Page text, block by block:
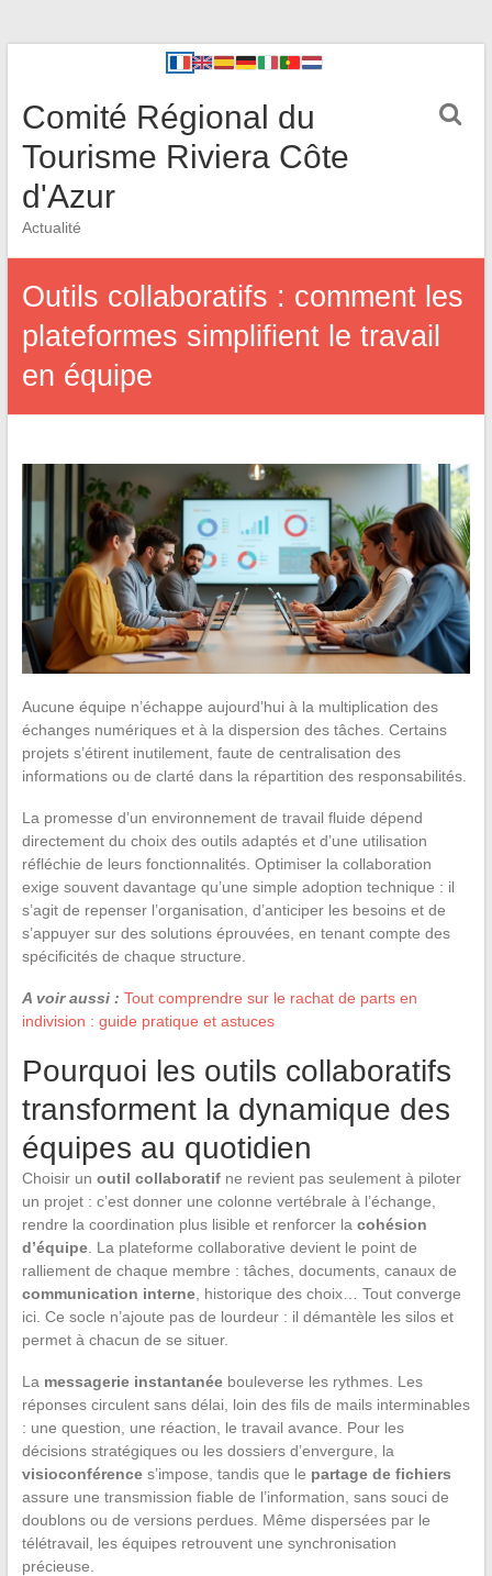
Comité Régional du
Tourisme Riviera Côte
d'Azur
Actualité
Outils collaboratifs : comment les
plateformes simplifient le travail
en équipe
Aucune équipe n’échappe aujourd’hui à la multiplication des
échanges numériques et à la dispersion des tâches. Certains
projets s’étirent inutilement, faute de centralisation des
informations ou de clarté dans la répartition des responsabilités.
La promesse d’un environnement de travail fluide dépend
directement du choix des outils adaptés et d’une utilisation
réfléchie de leurs fonctionnalités. Optimiser la collaboration
exige souvent davantage qu’une simple adoption technique : il
s’agit de repenser l’organisation, d’anticiper les besoins et de
s’appuyer sur des solutions éprouvées, en tenant compte des
spécificités de chaque structure.
A voir aussi : Tout comprendre sur le rachat de parts en
indivision : guide pratique et astuces
Pourquoi les outils collaboratifs
transforment la dynamique des
équipes au quotidien
Choisir un outil collaboratifne revient pas seulement à piloter
un projet : c’est donner une colonne vertébrale à l’échange,
rendre la coordination plus lisible et renforcer la cohésion
d’équipe. La plateforme collaborative devient le point de
ralliement de chaque membre : tâches, documents, canaux de
communication interne, historique des choix… Tout converge
ici. Ce socle n’ajoute pas de lourdeur : il démantèle les silos et
permet à chacun de se situer.
La messagerie instantanéebouleverse les rythmes. Les
réponses circulent sans délai, loin des fils de mails interminables
: une question, une réaction, le travail avance. Pour les
décisions stratégiques ou les dossiers d’envergure, la
visioconférences’impose, tandis que le partage de fichiers
assure une transmission fiable de l’information, sans souci de
doublons ou de versions perdues. Même dispersées par le
télétravail, les équipes retrouvent une synchronisation
précieuse.